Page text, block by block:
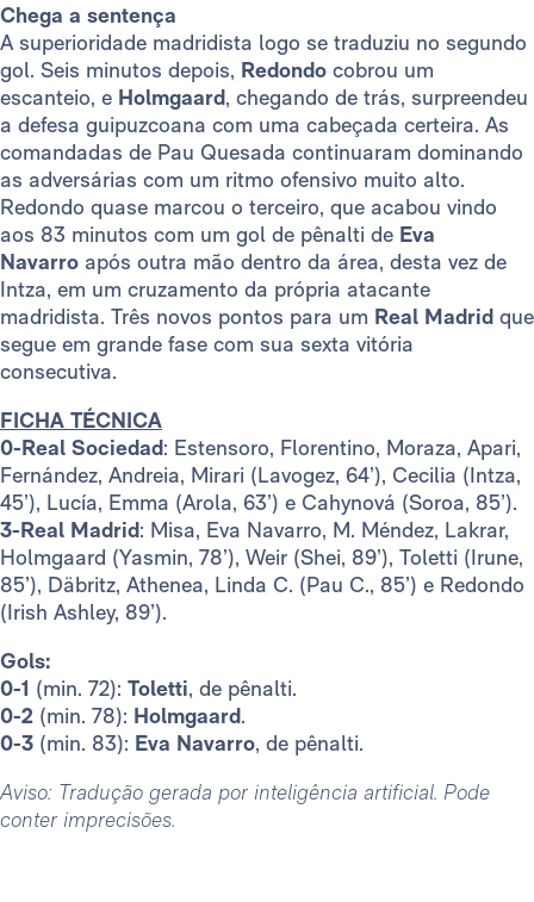
Chega a sentença
A superioridade madridista logo se traduziu no segundo
gol. Seis minutos depois, Redondo cobrou um
escanteio, e Holmgaard, chegando de trás, surpreendeu
a defesa guipuzcoana com uma cabeçada certeira. As
comandadas de Pau Quesada continuaram dominando
as adversárias com um ritmo ofensivo muito alto.
Redondo quase marcou o terceiro, que acabou vindo
aos 83 minutos com um gol de pênalti de Eva
Navarro após outra mão dentro da área, desta vez de
Intza, em um cruzamento da própria atacante
madridista. Três novos pontos para um Real Madrid que
segue em grande fase com sua sexta vitória
consecutiva.
FICHA TÉCNICA
0-Real Sociedad: Estensoro, Florentino, Moraza, Apari,
Fernández, Andreia, Mirari (Lavogez, 64’), Cecilia (Intza,
45’), Lucía, Emma (Arola, 63’) e Cahynová (Soroa, 85’).
3-Real Madrid: Misa, Eva Navarro, M. Méndez, Lakrar,
Holmgaard (Yasmin, 78’), Weir (Shei, 89’), Toletti (Irune,
85’), Däbritz, Athenea, Linda C. (Pau C., 85’) e Redondo
(Irish Ashley, 89’).
Gols:
0-1 (min. 72): Toletti, de pênalti.
0-2 (min. 78): Holmgaard.
0-3 (min. 83): Eva Navarro, de pênalti.
Aviso: Tradução gerada por inteligência artificial. Pode
conter imprecisões.